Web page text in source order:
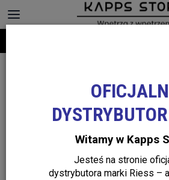
Witamy w Kapps
Jesteś na stronie
dystrybutora marki Riess –